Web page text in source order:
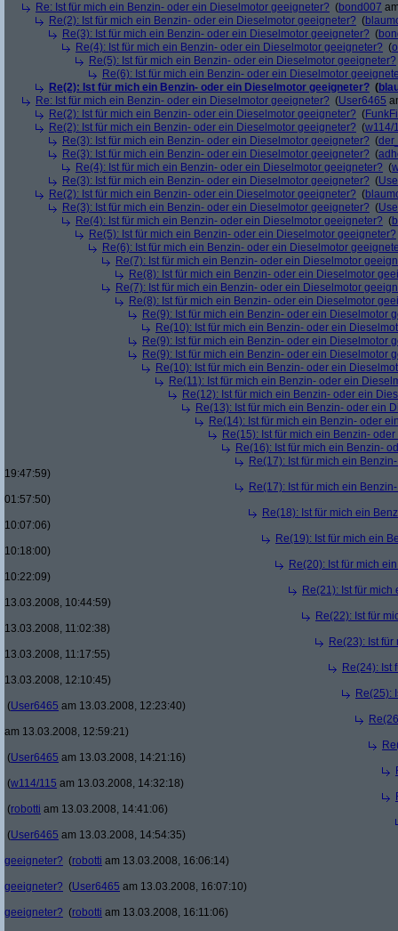
Re: Ist für mich ein Benzin- oder ein Dieselmotor geeigneter? (bond007
Re(2): Ist für mich ein Benzin- oder ein Dieselmotor geeigneter? (
Re(3): Ist für mich ein Benzin- oder ein Dieselmotor geeigneter? (
Re(4): Ist für mich ein Benzin- oder ein Dieselmotor geeigneter? (
Re(5): Ist für mich ein Benzin- oder ein Dieselmotor geeigneter?
Re(6): Ist für mich ein Benzin- oder ein Dieselmotor
Re(2): Ist für mich ein Benzin- oder ein Dieselmotor geeigneter? (
Re: Ist für mich ein Benzin- oder ein Dieselmotor geeigneter? (User6465
Re(2): Ist für mich ein Benzin- oder ein Dieselmotor geeigneter? (
Re(2): Ist für mich ein Benzin- oder ein Dieselmotor geeigneter? (w114/
Re(3): Ist für mich ein Benzin- oder ein Dieselmotor geeigneter? (
Re(3): Ist für mich ein Benzin- oder ein Dieselmotor geeigneter? (
Re(4): Ist für mich ein Benzin- oder ein Dieselmotor geeigneter? (
Re(3): Ist für mich ein Benzin- oder ein Dieselmotor geeigneter? (
Re(2): Ist für mich ein Benzin- oder ein Dieselmotor geeigneter? (
Re(3): Ist für mich ein Benzin- oder ein Dieselmotor geeigneter? (
Re(4): Ist für mich ein Benzin- oder ein Dieselmotor geeigneter? (
Re(5): Ist für mich ein Benzin- oder ein Dieselmotor geeigneter?
Re(6): Ist für mich ein Benzin- oder ein Dieselmotor
Re(7): Ist für mich ein Benzin- oder ein Dieselmotor
Re(8): Ist für mich ein Benzin- oder ein Dieselmotor
Re(7): Ist für mich ein Benzin- oder ein Dieselmotor
Re(8): Ist für mich ein Benzin- oder ein Dieselmotor
Re(9): Ist für mich ein Benzin- oder ein Dieselmotor
Re(10): Ist für mich ein Benzin- oder ein
Re(9): Ist für mich ein Benzin- oder ein Dieselmotor
Re(9): Ist für mich ein Benzin- oder ein Dieselmotor
Re(10): Ist für mich ein Benzin- oder ein
Re(11): Ist für mich ein Benzin- oder ein
Re(12): Ist für mich ein Benzin- oder ein
Re(13): Ist für mich ein Benzin- oder ein
Re(14): Ist für mich ein Benzin- oder
Re(15): Ist für mich ein Benzin-
Re(16): Ist für mich ein Benzin-
Re(17): Ist für mich ein
19:47:59)
Re(17): Ist für mich ein
01:57:50)
Re(18): Ist für mich ein
10:07:06)
Re(19): Ist für mich ein
10:18:00)
Re(20): Ist für mich
10:22:09)
Re(21): Ist für
13.03.2008, 10:44:59)
Re(22): Ist für
13.03.2008, 11:02:38)
Re(23): Ist
13.03.2008, 11:17:55)
Re(24): Ist
13.03.2008, 12:10:45)
Re(25):
(User6465 am 13.03.2008, 12:23:40)
am 13.03.2008, 12:59:21)
(User6465 am 13.03.2008, 14:21:16)
(w114/115 am 13.03.2008, 14:32:18)
(robotti am 13.03.2008, 14:41:06)
(User6465 am 13.03.2008, 14:54:35)
geeigneter? (robotti am 13.03.2008, 16:06:14)
geeigneter? (User6465 am 13.03.2008, 16:07:10)
geeigneter? (robotti am 13.03.2008, 16:11:06)